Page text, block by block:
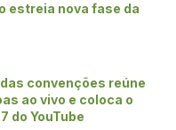
estreia nova fase da
convenções reúne
ao vivo e coloca o
do YouTube